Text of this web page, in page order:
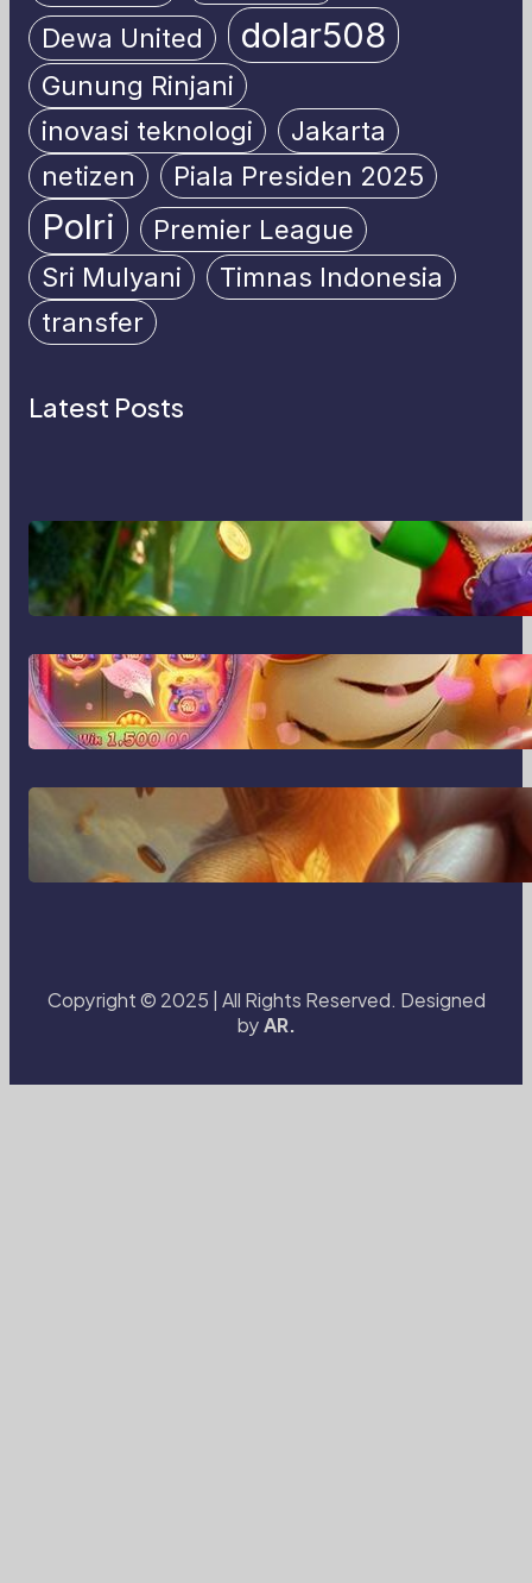
Dewa United
dolar508
Gunung Rinjani
inovasi teknologi
Jakarta
netizen
Piala Presiden 2025
Polri
Premier League
Sri Mulyani
Timnas Indonesia
transfer
Latest Posts
MajalahPotretIndonesia:
Menghidupkan Cerita Lewat Lensa
dan Perspektif Baru di Era Digital
MajalahPotretIndonesia dan Cara
Baru Merekam Cerita dari Sudut
Kehidupan Sehari-hari
Transformasi Media Visual di Era
Digital: Bagaimana Fotografi dan
Cerita Visual Membentuk Cara Kita
Copyright © 2025 | All Rights Reserved. Designed
byAR.